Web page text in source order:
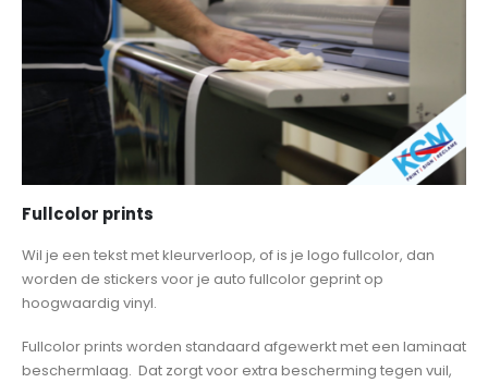
Fullcolor prints
Wil je een tekst met kleurverloop, of is je logo fullcolor, dan
worden de stickers voor je auto fullcolor geprint op
hoogwaardig vinyl.
Fullcolor prints worden standaard afgewerkt met een laminaat
beschermlaag. Dat zorgt voor extra bescherming tegen vuil,